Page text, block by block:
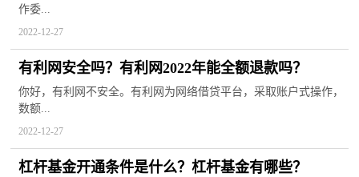
作委...
2022-12-27
有利网安全吗？有利网2022年能全额退款吗？
你好，有利网不安全。有利网为网络借贷平台，采取账户式操作，
数额...
2022-12-27
杠杆基金开通条件是什么？杠杆基金有哪些？